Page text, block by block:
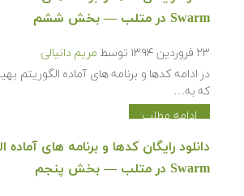
Swarm در متلب — بخش ششم
۲۳ فروردین ۱۳۹۴ توسط مریم دانیالی
که به…
ادامه مطلب
Swarm در متلب — بخش پنجم